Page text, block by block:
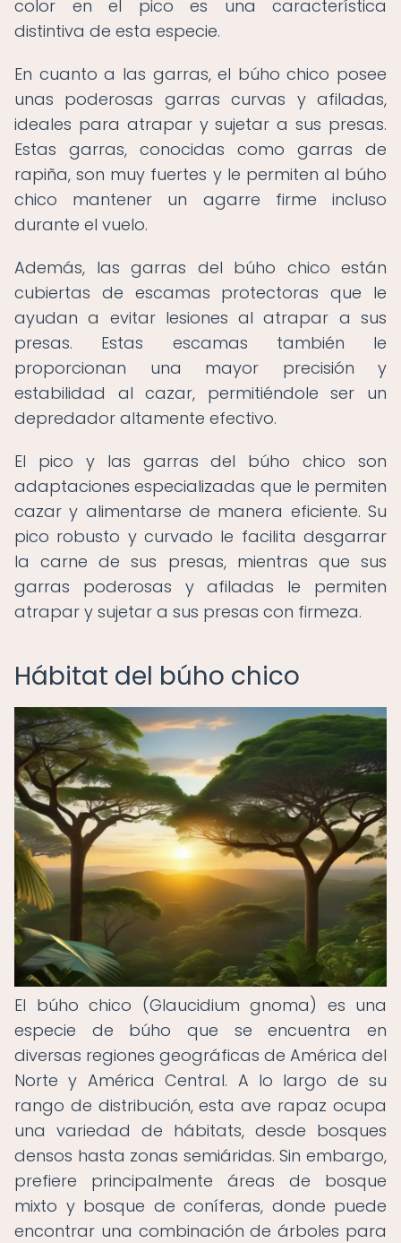
color en el pico es una característica
distintiva de esta especie.
En cuanto a las garras, el búho chico posee
unas poderosas garras curvas y afiladas,
ideales para atrapar y sujetar a sus presas.
Estas garras, conocidas como garras de
rapiña, son muy fuertes y le permiten al búho
chico mantener un agarre firme incluso
durante el vuelo.
Además, las garras del búho chico están
cubiertas de escamas protectoras que le
ayudan a evitar lesiones al atrapar a sus
presas. Estas escamas también le
proporcionan una mayor precisión y
estabilidad al cazar, permitiéndole ser un
depredador altamente efectivo.
El pico y las garras del búho chico son
adaptaciones especializadas que le permiten
cazar y alimentarse de manera eficiente. Su
pico robusto y curvado le facilita desgarrar
la carne de sus presas, mientras que sus
garras poderosas y afiladas le permiten
atrapar y sujetar a sus presas con firmeza.
Hábitat del búho chico
El búho chico (Glaucidium gnoma) es una
especie de búho que se encuentra en
diversas regiones geográficas de América del
Norte y América Central. A lo largo de su
rango de distribución, esta ave rapaz ocupa
una variedad de hábitats, desde bosques
densos hasta zonas semiáridas. Sin embargo,
prefiere principalmente áreas de bosque
mixto y bosque de coníferas, donde puede
encontrar una combinación de árboles para